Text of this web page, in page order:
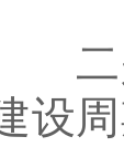
二是
设